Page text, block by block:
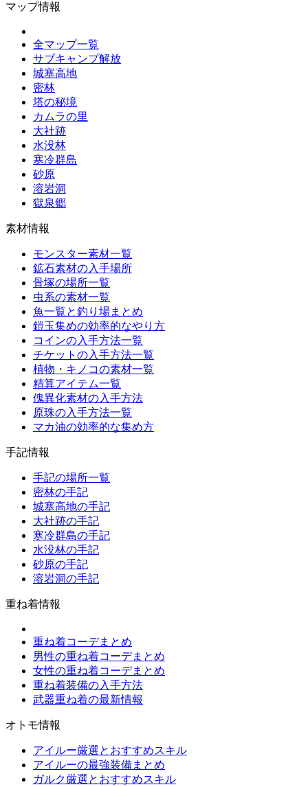
マップ情報
全マップ一覧
サブキャンプ解放
城塞高地
密林
塔の秘境
カムラの里
大社跡
水没林
寒冷群島
砂原
溶岩洞
獄泉郷
素材情報
モンスター素材一覧
鉱石素材の入手場所
骨塚の場所一覧
虫系の素材一覧
魚一覧と釣り場まとめ
鎧玉集めの効率的なやり方
コインの入手方法一覧
チケットの入手方法一覧
植物・キノコの素材一覧
精算アイテム一覧
傀異化素材の入手方法
原珠の入手方法一覧
マカ油の効率的な集め方
手記情報
手記の場所一覧
密林の手記
城塞高地の手記
大社跡の手記
寒冷群島の手記
水没林の手記
砂原の手記
溶岩洞の手記
重ね着情報
重ね着コーデまとめ
男性の重ね着コーデまとめ
女性の重ね着コーデまとめ
重ね着装備の入手方法
武器重ね着の最新情報
オトモ情報
アイルー厳選とおすすめスキル
アイルーの最強装備まとめ
ガルク厳選とおすすめスキル